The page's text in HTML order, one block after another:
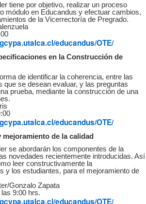
tiene por objetivo, realizar un proceso
módulo en Educandus y efectuar cambios,
de la Vicerrectoría de Pregrado.
educandus/OTE/
en la Construcción de
de identificar la coherencia, entre las
que se desean evaluar, y las preguntas
prueba, mediante la construcción de una
educandus/OTE/
mejoramiento de la calidad
se abordarán los componentes de la
novedades recientemente introducidas. Así
leer constructivamente la
y los estudiantes, para el mejoramiento de
Gonzalo Zapata
9:00 hrs.
educandus/OTE/